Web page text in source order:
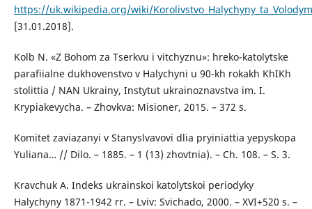
https://uk.wikipedia.org/wiki/
[31.01.2018].
Kolb N. «Z Bohom za Tserkvu i vitchyznu»: hreko-katolytske
parafiialne dukhovenstvo v Halychyni u 90-kh rokakh KhIKh
stolittia / NAN Ukrainy, Instytut ukrainoznavstva im. I.
Krypiakevycha. – Zhovkva: Misioner, 2015. – 372 s.
Komitet zaviazanyi v Stanyslvavovi dlia pryiniattia yepyskopa
Yuliana… // Dilo. – 1885. – 1 (13) zhovtnia). – Ch. 108. – S. 3.
Kravchuk A. Indeks ukrainskoi katolytskoi periodyky
Halychyny 1871-1942 rr. – Lviv: Svichado, 2000. – XVI+520 s. –